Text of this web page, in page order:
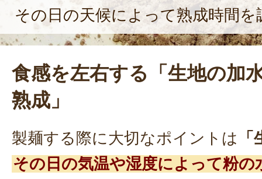
その日の天候によって熟成時間を
食感を左右する「生地の加
熟成」
製麺する際に大切なポイントは
その日の気温や湿度によって粉の